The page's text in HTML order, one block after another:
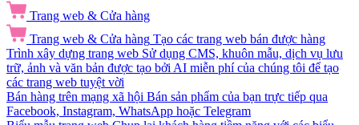
Trang web & Cửa hàng
Trang web & Cửa hàng Tạo các trang web bán được hàng
Trình xây dựng trang web Sử dụng CMS, khuôn mẫu, dịch vụ lưu
trữ, ảnh và văn bản được tạo bởi AI miễn phí của chúng tôi để tạo
các trang web tuyệt vời
Bán hàng trên mạng xã hội Bán sản phẩm của bạn trực tiếp qua
Facebook, Instagram, WhatsApp hoặc Telegram